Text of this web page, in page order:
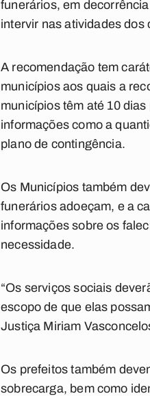
funerários, em
intervir nas atividades
A recomendação tem
municípios aos quais a
municípios têm até 10
informações como a
plano de contingência.
Os Municípios também
funerários adoeçam, e a
informações sobre os
necessidade.
“Os serviços sociais
escopo de que elas
Justiça Miriam
Os prefeitos também
sobrecarga, bem como